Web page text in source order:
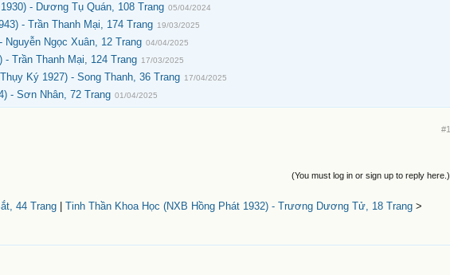
- Dương Tụ Quán, 108 Trang 05/04/2024
- Trần Thanh Mại, 174 Trang 19/03/2025
Nguyễn Ngọc Xuân, 12 Trang 04/04/2025
Trần Thanh Mại, 124 Trang 17/03/2025
Ký 1927) - Song Thanh, 36 Trang 17/04/2025
- Sơn Nhân, 72 Trang 01/04/2025
#1
(You must log in or sign up to reply here.)
44 Trang Tinh Thần Khoa Học (NXB Hồng Phát 1932) - Trương Dương Tử, 18 Trang >